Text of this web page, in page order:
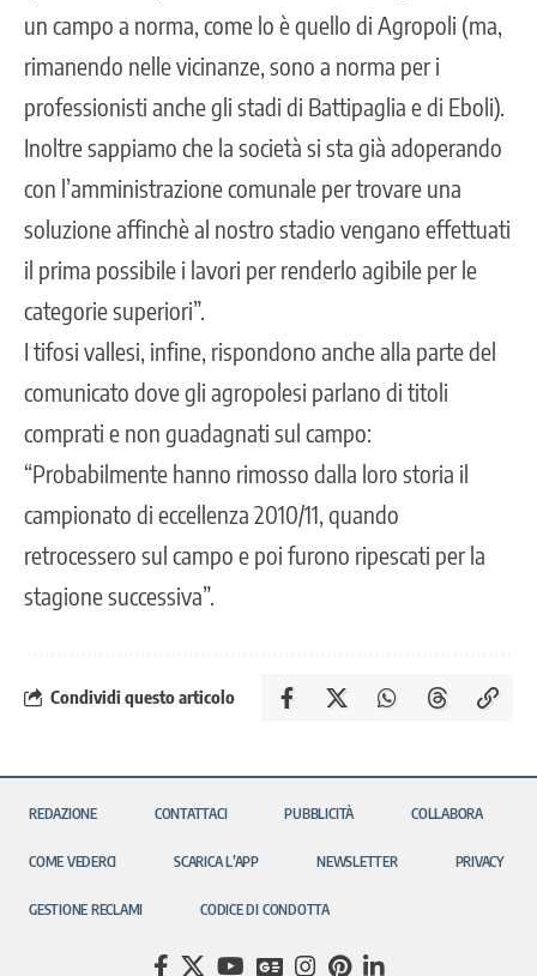
un campo a norma, come lo è quello di Agropoli (ma,
rimanendo nelle vicinanze, sono a norma per i
professionisti anche gli stadi di Battipaglia e di Eboli).
Inoltre sappiamo che la società si sta già adoperando
con l’amministrazione comunale per trovare una
soluzione affinchè al nostro stadio vengano effettuati
il prima possibile i lavori per renderlo agibile per le
categorie superiori”.
I tifosi vallesi, infine, rispondono anche alla parte del
comunicato dove gli agropolesi parlano di titoli
comprati e non guadagnati sul campo:
“Probabilmente hanno rimosso dalla loro storia il
campionato di eccellenza 2010/11, quando
retrocessero sul campo e poi furono ripescati per la
stagione successiva”.
Condividi questo articolo
REDAZIONE CONTATTACI PUBBLICITÀ COLLABORA
COME VEDERCI SCARICA L’APP NEWSLETTER PRIVACY
GESTIONE RECLAMI CODICE DI CONDOTTA